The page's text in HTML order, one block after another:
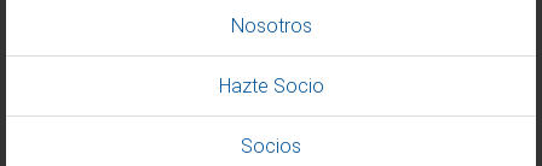
Nosotros
Hazte Socio
Socios